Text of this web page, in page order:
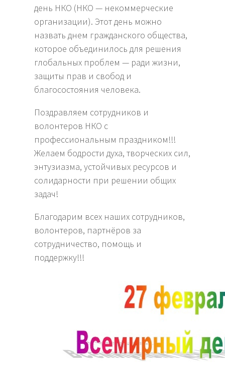
день НКО (НКО — некоммерческие
организации). Этот день можно
назвать днем гражданского общества,
которое объединилось для решения
глобальных проблем — ради жизни,
защиты прав и свобод и
благосостояния человека.
Поздравляем сотрудников и
волонтеров НКО с
профессиональным праздником!!!
Желаем бодрости духа, творческих сил,
энтузиазма, устойчивых ресурсов и
солидарности при решении общих
задач!
Благодарим всех наших сотрудников,
волонтеров, партнёров за
сотрудничество, помощь и
поддержку!!!